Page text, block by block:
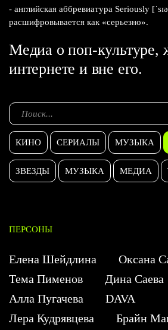
- английская аббревиатура Seriously
расшифровывается как «серьезно».
Медиа о поп-культуре,
интернете и вне его.
КИНО СЕРИАЛЫ МУЗЫКА
ЗВЕЗДЫ МУЗЫКА МЕДИА
ПЕРСОНЫ
Елена Шейдлина
Оксана
Тема Пименов
Дина Саева
Алла Пугачева
DAVA
Лера Кудрявцева
Брайн